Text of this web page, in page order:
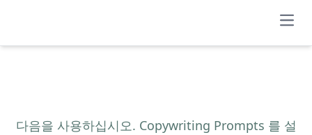
다음을 사용하십시오. Copywriting Prompts 를 설